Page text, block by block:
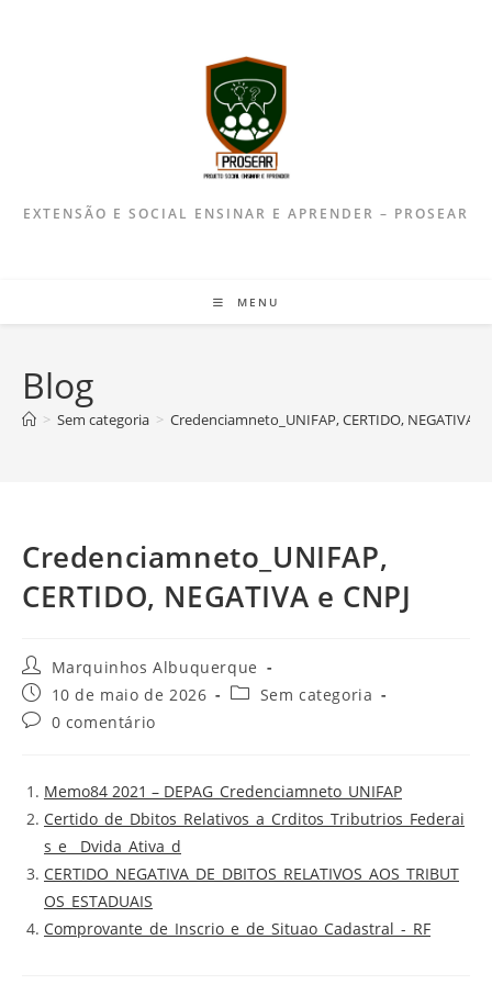
EXTENSÃO E SOCIAL ENSINAR E APRENDER – PROSEAR
MENU
Blog
> Sem categoria > Credenciamneto_UNIFAP, CERTIDO, NEGATIVA e
Credenciamneto_UNIFAP,
CERTIDO, NEGATIVA e CNPJ
Marquinhos Albuquerque
10 de maio de 2026
Sem categoria
0 comentário
Memo84 2021 – DEPAG_Credenciamneto_UNIFAP
Certido_de_Dbitos_Relativos_a_Crditos_Tributrios_Federai
s_e__Dvida_Ativa_d
CERTIDO_NEGATIVA_DE_DBITOS_RELATIVOS_AOS_TRIBUT
OS_ESTADUAIS
Comprovante_de_Inscrio_e_de_Situao_Cadastral_-_RF